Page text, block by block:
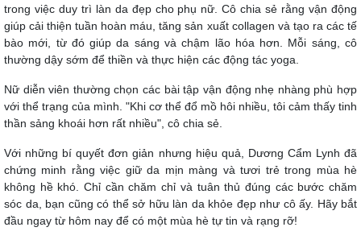
trong việc duy trì làn da đẹp cho phụ nữ. Cô chia sẻ rằng vận động
giúp cải thiện tuần hoàn máu, tăng sản xuất collagen và tạo ra các tế
bào mới, từ đó giúp da sáng và chậm lão hóa hơn. Mỗi sáng, cô
thường dậy sớm để thiền và thực hiện các động tác yoga.
Nữ diễn viên thường chọn các bài tập vận động nhẹ nhàng phù hợp
với thể trạng của mình. "Khi cơ thể đổ mồ hôi nhiều, tôi cảm thấy tinh
thần sảng khoái hơn rất nhiều", cô chia sẻ.
Với những bí quyết đơn giản nhưng hiệu quả, Dương Cẩm Lynh đã
chứng minh rằng việc giữ da mịn màng và tươi trẻ trong mùa hè
không hề khó. Chỉ cần chăm chỉ và tuân thủ đúng các bước chăm
sóc da, bạn cũng có thể sở hữu làn da khỏe đẹp như cô ấy. Hãy bắt
đầu ngay từ hôm nay để có một mùa hè tự tin và rạng rỡ!